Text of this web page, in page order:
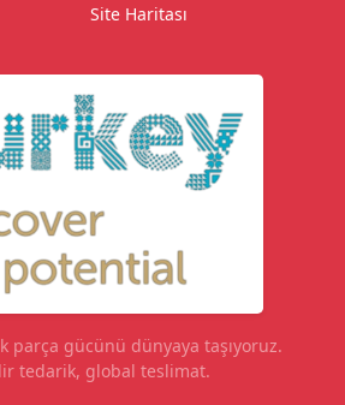
Site Haritası
parça gücünü dünyaya taşıyoruz.
tedarik, global teslimat.